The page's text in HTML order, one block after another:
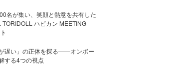
名が集い、笑顔と熱意を共有した
ハピカン MEETING
が遅い」の正体を探る——オンボー
する4つの視点